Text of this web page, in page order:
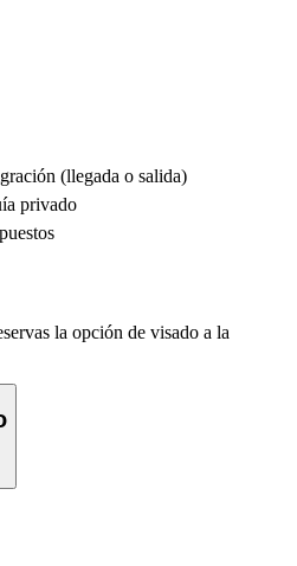
(llegada o salida)
privado
la opción de visado a la